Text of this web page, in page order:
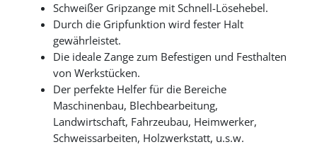
Schweißer Gripzange mit Schnell-Lösehebel.
Durch die Gripfunktion wird fester Halt
gewährleistet.
Die ideale Zange zum Befestigen und Festhalten
von Werkstücken.
Der perfekte Helfer für die Bereiche
Maschinenbau, Blechbearbeitung,
Landwirtschaft, Fahrzeubau, Heimwerker,
Schweissarbeiten, Holzwerkstatt, u.s.w.